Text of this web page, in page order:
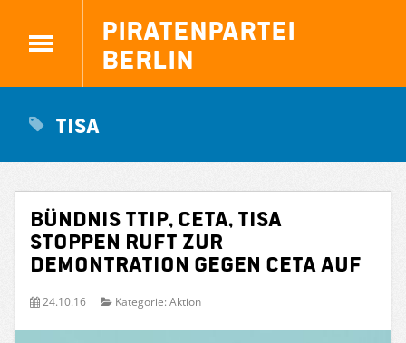
Piratenpartei
Berlin
TISA
Bündnis TTIP, CETA, TiSA
stoppen ruft zur
Demontration gegen CETA auf
24.10.16 Kategorie: Aktion